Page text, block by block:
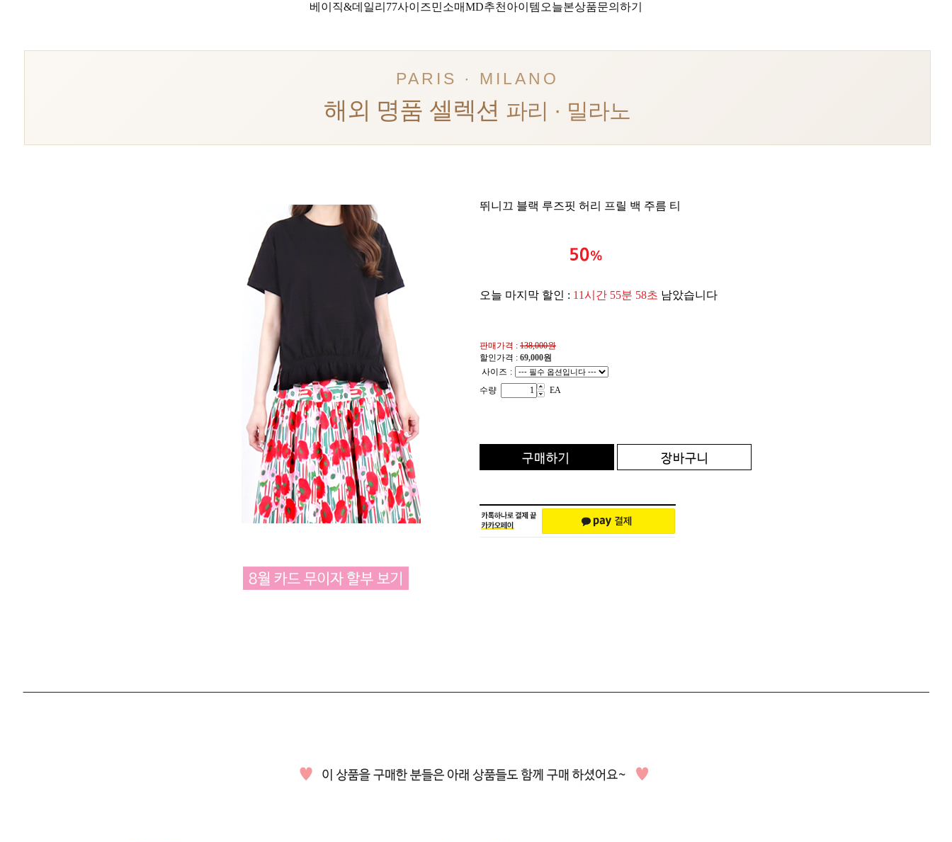
베이직&데일리 77사이즈민소매MD추천아이템 오늘본상품문의하기
PARIS · MILANO
해외 명품 셀렉션 파리 · 밀라노
뛰니끄 블랙 루즈핏 허리 프릴 백 주름 티
오늘 마지막 할인 : 11시간 55분 56초 남았습니다
판매가격 : 138,000원
할인가격 : 69,000원
사이즈 :
수량
EA